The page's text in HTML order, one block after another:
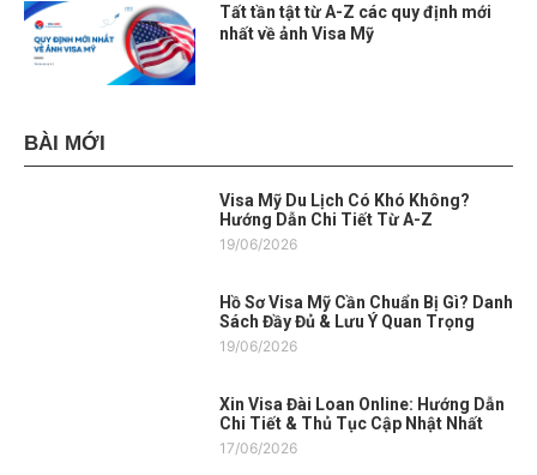
Tất tần tật từ A-Z các quy định mới
nhất về ảnh Visa Mỹ
BÀI MỚI
Visa Mỹ Du Lịch Có Khó Không?
Hướng Dẫn Chi Tiết Từ A-Z
19/06/2026
Hồ Sơ Visa Mỹ Cần Chuẩn Bị Gì? Danh
Sách Đầy Đủ & Lưu Ý Quan Trọng
19/06/2026
Xin Visa Đài Loan Online: Hướng Dẫn
Chi Tiết & Thủ Tục Cập Nhật Nhất
17/06/2026